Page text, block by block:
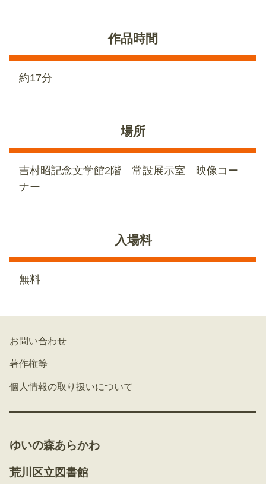
作品時間
約17分
場所
吉村昭記念文学館2階 常設展示室 映像コー
ナー
入場料
無料
お問い合わせ
著作権等
個人情報の取り扱いについて
ゆいの森あらかわ
荒川区立図書館